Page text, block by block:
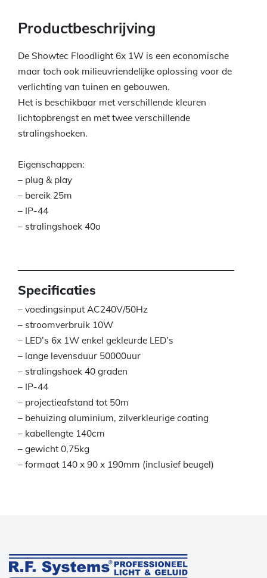
Productbeschrijving
De Showtec Floodlight 6x 1W is een economische
maar toch ook milieuvriendelijke oplossing voor de
verlichting van tuinen en gebouwen.
Het is beschikbaar met verschillende kleuren
lichtopbrengst en met twee verschillende
stralingshoeken.
Eigenschappen:
– plug & play
– bereik 25m
– IP-44
– stralingshoek 40o
Specificaties
– voedingsinput AC240V/50Hz
– stroomverbruik 10W
– LED’s 6x 1W enkel gekleurde LED’s
– lange levensduur 50000uur
– stralingshoek 40 graden
– IP-44
– projectieafstand tot 50m
– behuizing aluminium, zilverkleurige coating
– kabellengte 140cm
– gewicht 0,75kg
– formaat 140 x 90 x 190mm (inclusief beugel)